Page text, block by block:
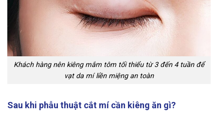
Khách hàng nên kiêng mắm tôm tối thiểu từ 3 đến 4 tuần để
vạt da mí liền miệng an toàn
Sau khi phẫu thuật cắt mí cần kiêng ăn gì?